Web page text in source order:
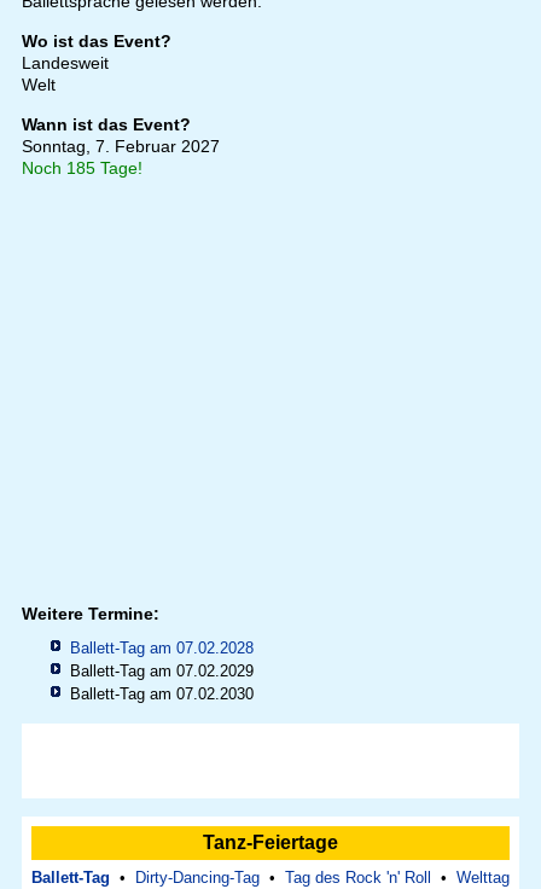
Wo ist das Event?
Landesweit
Welt
Wann ist das Event?
Sonntag, 7. Februar 2027
Noch 185 Tage!
Weitere Termine:
Ballett-Tag am 07.02.2028
Ballett-Tag am 07.02.2029
Ballett-Tag am 07.02.2030
Tanz-Feiertage
Ballett-Tag • Dirty-Dancing-Tag • Tag des Rock 'n' Roll • Welttag